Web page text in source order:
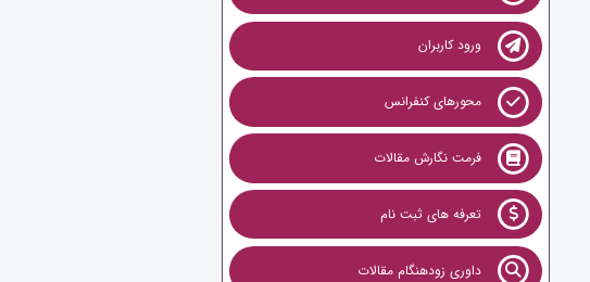
ورود کاربران
محورهای کنفرانس
فرمت نگارش مقالات
تعرفه های ثبت نام
داوری زودهنگام مقالات